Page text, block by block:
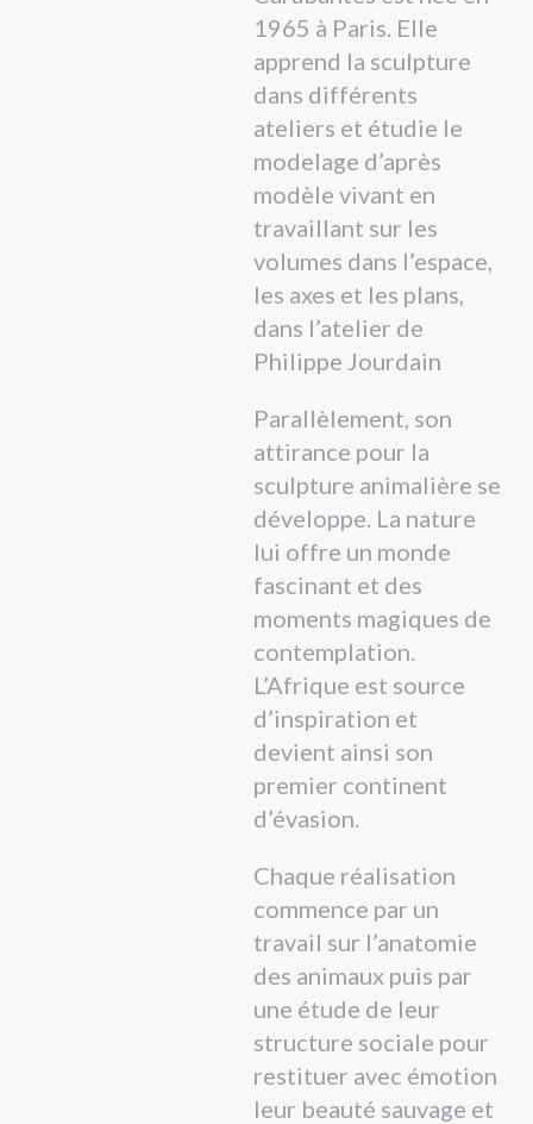
1965 à Paris. Elle
apprend la sculpture
dans différents
ateliers et étudie le
modelage d’après
modèle vivant en
travaillant sur les
volumes dans l’espace,
les axes et les plans,
dans l’atelier de
Philippe Jourdain
Parallèlement, son
attirance pour la
sculpture animalière se
développe. La nature
lui offre un monde
fascinant et des
moments magiques de
contemplation.
L’Afrique est source
d’inspiration et
devient ainsi son
premier continent
d’évasion.
Chaque réalisation
commence par un
travail sur l’anatomie
des animaux puis par
une étude de leur
structure sociale pour
restituer avec émotion
leur beauté sauvage et